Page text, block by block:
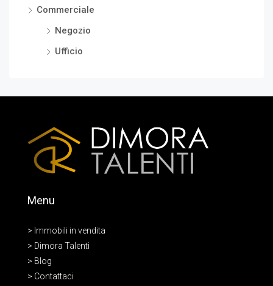
Commerciale
Negozio
Ufficio
Menu
> Immobili in vendita
> Dimora Talenti
> Blog
> Contattaci